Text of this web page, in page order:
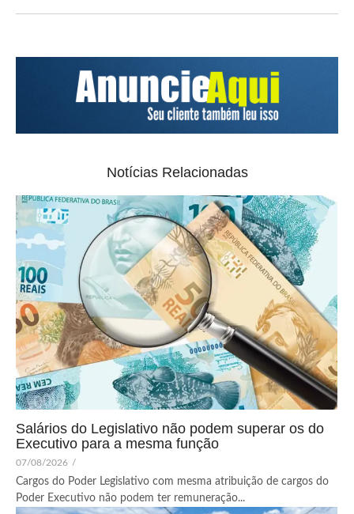
Notícias Relacionadas
Salários do Legislativo não podem superar os do
Executivo para a mesma função
07/08/2026 /
Cargos do Poder Legislativo com mesma atribuição de cargos do
Poder Executivo não podem ter remuneração...